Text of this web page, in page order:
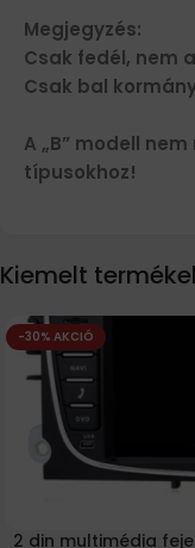
Megjegyzés:
Csak fedél, nem
Csak bal
A „B” modell
típusokhoz!
Kiemelt
-30% AKCIÓ
2 din multimédia